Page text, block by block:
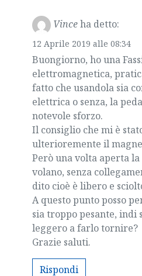
Vinceha detto:
12 Aprile 2019 alle 08:34
Buongiorno, ho una
elettromagnetica,
fatto che usandola sia
elettrica o senza, la
notevole sforzo.
Il consiglio che mi è
ulterioremente il
Però una volta aperta la
volano, senza
dito cioè è libero e
A questo punto posso
sia troppo pesante,
leggero a farlo tornire?
Grazie saluti.
Rispondi